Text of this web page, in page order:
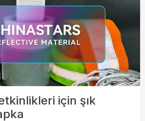
için şık